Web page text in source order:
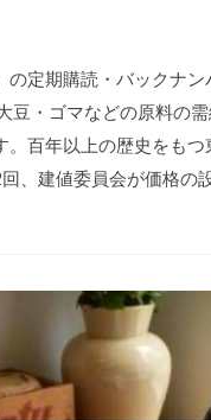
定期購読・バックナ
豆・ゴマなどの原料の
百年以上の歴史をも
、建値委員会が価格